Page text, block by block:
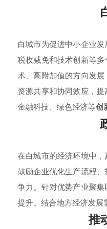
白城市为促进中小企业
税收减免和技术创新等
术、高附加值的方向发
资源共享和协同效应，
金融科技、绿色经济等创
在白城市的经济环境中，
鼓励企业优化生产流程
争力。针对优势产业聚
提升。结合地方经济发
推